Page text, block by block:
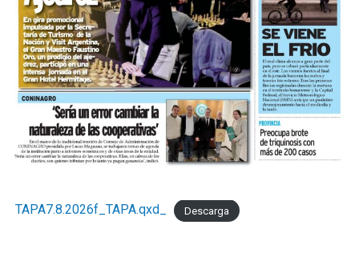
TAPA7.8.2026f_TAPA.qxd_ Descarga